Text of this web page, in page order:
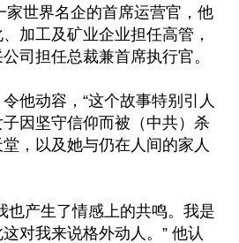
家世界名企的首席运营官，他
加工及矿业企业担任高管，
司担任总裁兼首席执行官。
他动容，“这个故事特别引人
因坚守信仰而被（中共）杀
，以及她与仍在人间的家人
也产生了情感上的共鸣。我是
对我来说格外动人。” 他认